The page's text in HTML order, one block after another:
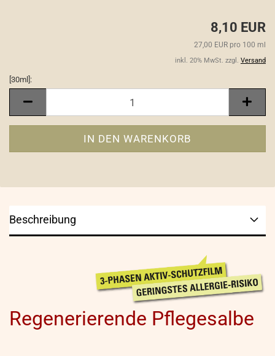
8,10 EUR
27,00 EUR pro 100 ml
inkl. 20% MwSt. zzgl. Versand
[30ml]:
Beschreibung
Regenerierende Pflegesalbe